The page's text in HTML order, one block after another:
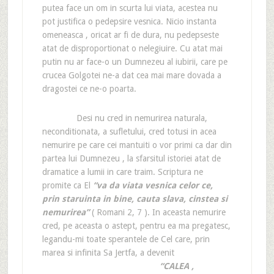
putea face un om in scurta lui viata, acestea nu
pot justifica o pedepsire vesnica. Nicio instanta
omeneasca , oricat ar fi de dura, nu pedepseste
atat de disproportionat o nelegiuire. Cu atat mai
putin nu ar face-o un Dumnezeu al iubirii, care pe
crucea Golgotei ne-a dat cea mai mare dovada a
dragostei ce ne-o poarta.
Desi nu cred in nemurirea naturala,
neconditionata, a sufletului, cred totusi in acea
nemurire pe care cei mantuiti o vor primi ca dar din
partea lui Dumnezeu , la sfarsitul istoriei atat de
dramatice a lumii in care traim. Scriptura ne
promite ca El
“va da viata vesnica celor ce,
prin staruinta in bine, cauta slava, cinstea si
nemurirea”( Romani 2, 7 ). In aceasta nemurire
cred, pe aceasta o astept, pentru ea ma pregatesc,
legandu-mi toate sperantele de Cel care, prin
marea si infinita Sa Jertfa, a devenit
“CALEA ,